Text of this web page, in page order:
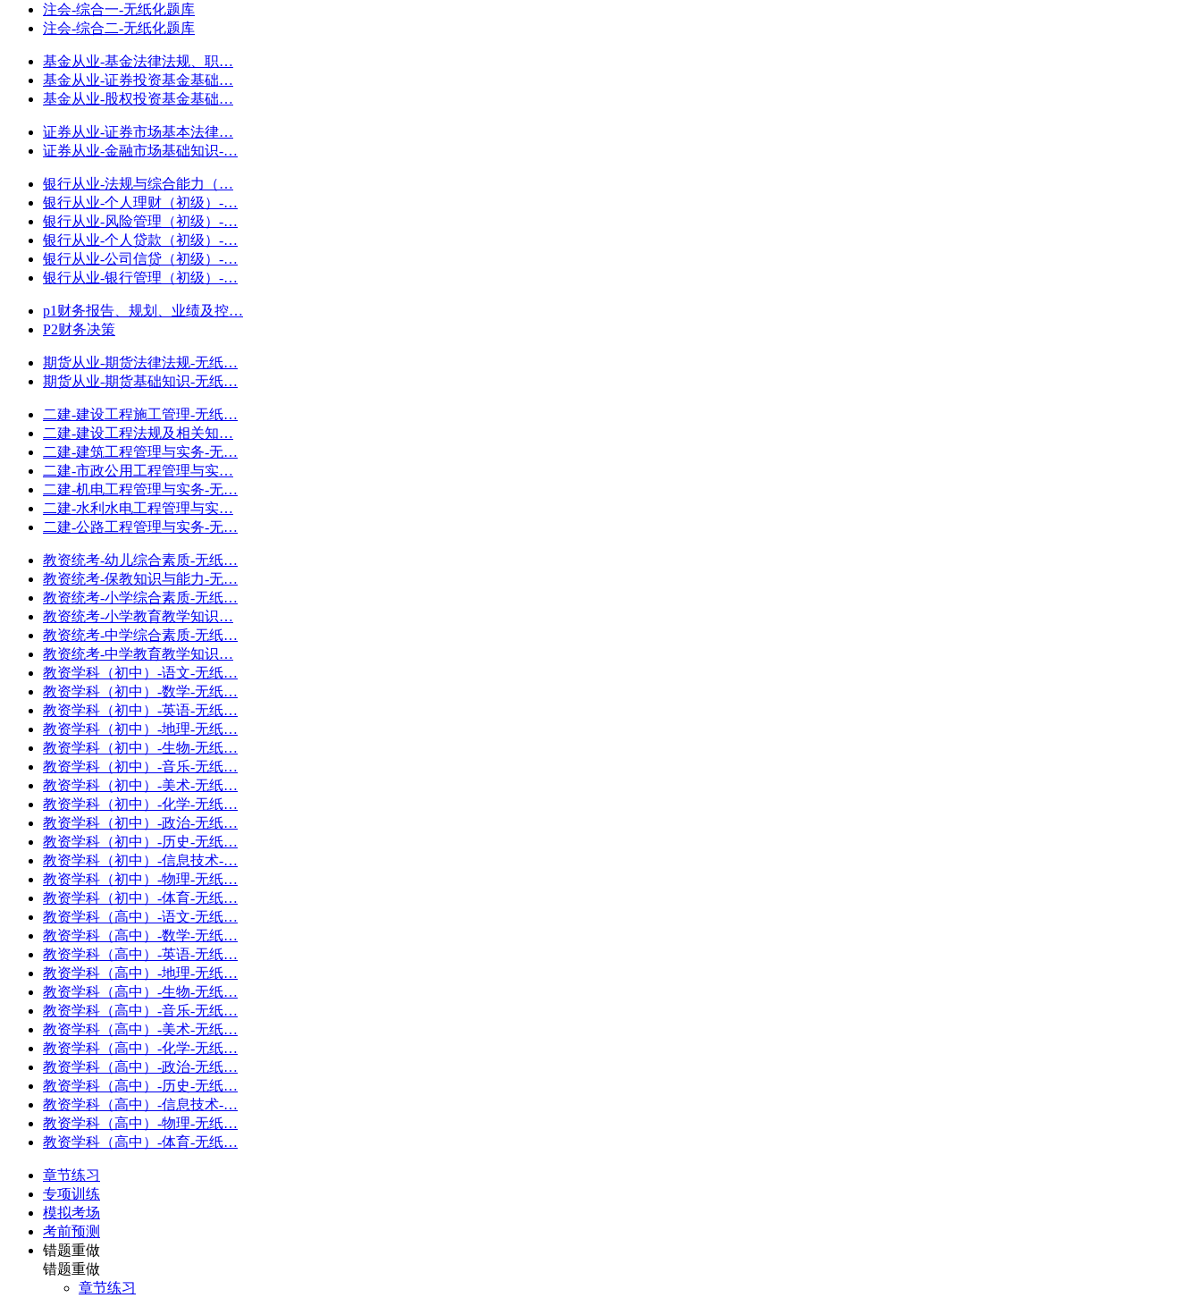
注会-综合一-无纸化题库
注会-综合二-无纸化题库
基金从业-基金法律法规、职…
基金从业-证券投资基金基础…
基金从业-股权投资基金基础…
证券从业-证券市场基本法律…
证券从业-金融市场基础知识-…
银行从业-法规与综合能力（…
银行从业-个人理财（初级）-…
银行从业-风险管理（初级）-…
银行从业-个人贷款（初级）-…
银行从业-公司信贷（初级）-…
银行从业-银行管理（初级）-…
p1财务报告、规划、业绩及控…
P2财务决策
期货从业-期货法律法规-无纸…
期货从业-期货基础知识-无纸…
二建-建设工程施工管理-无纸…
二建-建设工程法规及相关知…
二建-建筑工程管理与实务-无…
二建-市政公用工程管理与实…
二建-机电工程管理与实务-无…
二建-水利水电工程管理与实…
二建-公路工程管理与实务-无…
教资统考-幼儿综合素质-无纸…
教资统考-保教知识与能力-无…
教资统考-小学综合素质-无纸…
教资统考-小学教育教学知识…
教资统考-中学综合素质-无纸…
教资统考-中学教育教学知识…
教资学科（初中）-语文-无纸…
教资学科（初中）-数学-无纸…
教资学科（初中）-英语-无纸…
教资学科（初中）-地理-无纸…
教资学科（初中）-生物-无纸…
教资学科（初中）-音乐-无纸…
教资学科（初中）-美术-无纸…
教资学科（初中）-化学-无纸…
教资学科（初中）-政治-无纸…
教资学科（初中）-历史-无纸…
教资学科（初中）-信息技术-…
教资学科（初中）-物理-无纸…
教资学科（初中）-体育-无纸…
教资学科（高中）-语文-无纸…
教资学科（高中）-数学-无纸…
教资学科（高中）-英语-无纸…
教资学科（高中）-地理-无纸…
教资学科（高中）-生物-无纸…
教资学科（高中）-音乐-无纸…
教资学科（高中）-美术-无纸…
教资学科（高中）-化学-无纸…
教资学科（高中）-政治-无纸…
教资学科（高中）-历史-无纸…
教资学科（高中）-信息技术-…
教资学科（高中）-物理-无纸…
教资学科（高中）-体育-无纸…
章节练习
专项训练
模拟考场
考前预测
错题重做
错题重做
章节练习